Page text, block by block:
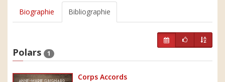
Biographie Bibliographie
Polars 1
Corps Accords